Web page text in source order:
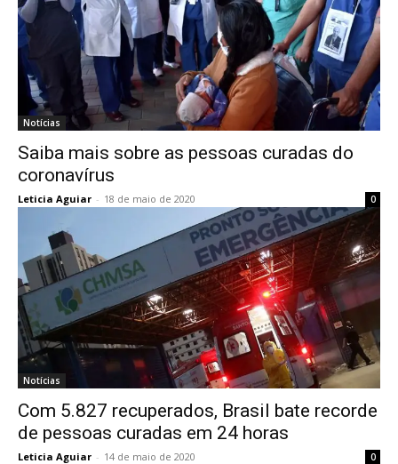
Notícias
Saiba mais sobre as pessoas curadas do
coronavírus
Leticia Aguiar - 18 de maio de 2020 0
Notícias
Com 5.827 recuperados, Brasil bate recorde
de pessoas curadas em 24 horas
Leticia Aguiar - 14 de maio de 2020 0